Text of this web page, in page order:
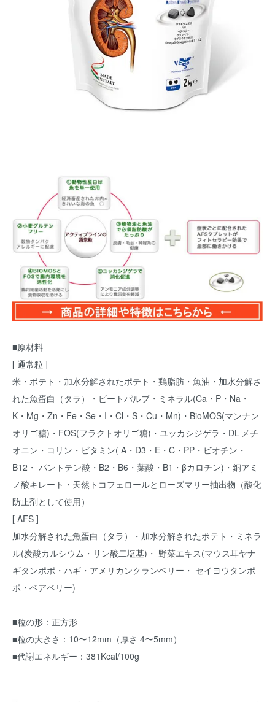
■原材料
[ 通常粒 ]
米・ポテト・加水分解されたポテト・鶏脂肪・魚油・加水分解さ
れた魚蛋白（タラ）・ビートパルプ・ミネラル(Ca・P・Na・
K・Mg・Zn・Fe・Se・I・Cl・S・Cu・Mn)・BioMOS(マンナン
オリゴ糖)・FOS(フラクトオリゴ糖)・ユッカシジゲラ・DL-メチ
オニン・コリン・ビタミン( A・D3・E・C・PP・ビオチン・
B12・ パントテン酸・B2・B6・葉酸・B1・βカロチン)・銅アミ
ノ酸キレート・天然トコフェロールとローズマリー抽出物（酸化
防止剤として使用）
[ AFS ]
加水分解された魚蛋白（タラ）・加水分解されたポテト・ミネラ
ル(炭酸カルシウム・リン酸二塩基)・ 野菜エキス(マウス耳ヤナ
ギタンポポ・ハギ・アメリカンクランベリー・ セイヨウタンポ
ポ・ベアベリー)
■粒の形：正方形
■粒の大きさ：10〜12mm（厚さ 4〜5mm）
■代謝エネルギー：381Kcal/100g